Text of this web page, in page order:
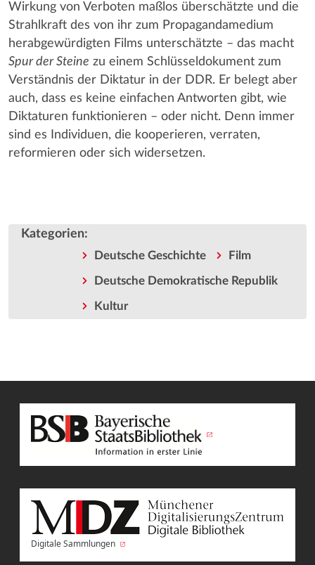
Wirkung von Verboten maßlos überschätzte und die
Strahlkraft des von ihr zum Propagandamedium
herabgewürdigten Films unterschätzte – das macht
Spur der Steine zu einem Schlüsseldokument zum
Verständnis der Diktatur in der DDR. Er belegt aber
auch, dass es keine einfachen Antworten gibt, wie
Diktaturen funktionieren – oder nicht. Denn immer
sind es Individuen, die kooperieren, verraten,
reformieren oder sich widersetzen.
Kategorien:
Deutsche Geschichte Film
Deutsche Demokratische Republik
Kultur
Digitale Sammlungen